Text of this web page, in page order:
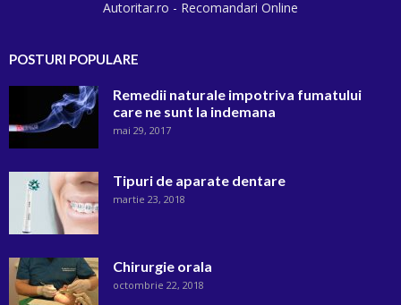
Autoritar.ro - Recomandari Online
POSTURI POPULARE
Remedii naturale impotriva fumatului
care ne sunt la indemana
mai 29, 2017
Tipuri de aparate dentare
martie 23, 2018
Chirurgie orala
octombrie 22, 2018